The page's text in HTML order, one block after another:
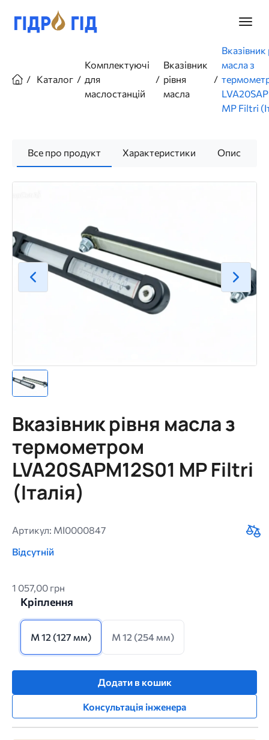
основного
Каталог
Комплектуючі
для
маслостанцій
Вказівник
рівня
масла
Вказівник
масла з
MP Filtri
Все про продукт Характеристики Опис
Вказівник рівня масла з
термометром
LVA20SAPM12S01 MP Filtri
(Італія)
Артикул: MI0000847
Відсутній
1 057,00 грн
Кріплення
M 12 (127 мм) M 12 (254 мм)
Додати в кошик
Консультація інженера